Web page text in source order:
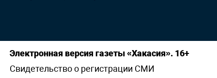
Электронная версия газеты «Хакасия». 16+
Свидетельство о регистрации СМИ